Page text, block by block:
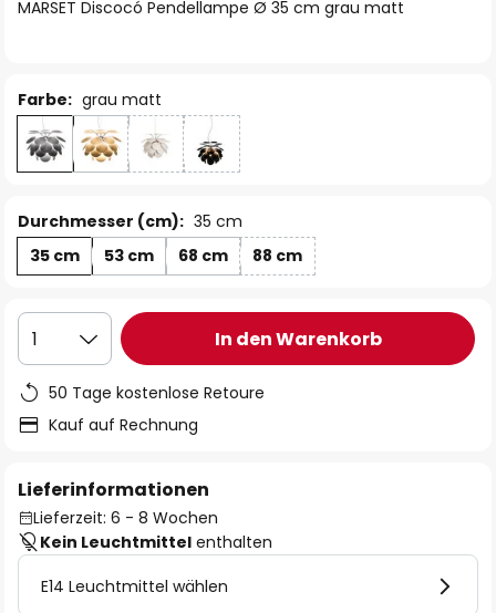
MARSET Discocó Pendellampe Ø 35 cm grau matt
Farbe: grau matt
Durchmesser (cm): 35 cm
35 cm
53 cm 68 cm 88 cm
1 In den Warenkorb
50 Tage kostenlose Retoure
Kauf auf Rechnung
Lieferinformationen
Lieferzeit: 6 - 8 Wochen
Kein Leuchtmittel enthalten
E14 Leuchtmittel wählen